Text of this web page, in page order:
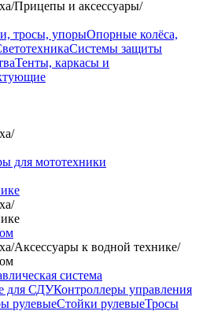
/Прицепы и аксессуары/
тросы, упорыОпорные колёса,
Системы защиты
Тенты, каркасы и
/
для мототехники
/
/Аксессуары к водной технике/
система
для СДУКонтроллеры управления
рулевыеСтойки рулевыеТросы